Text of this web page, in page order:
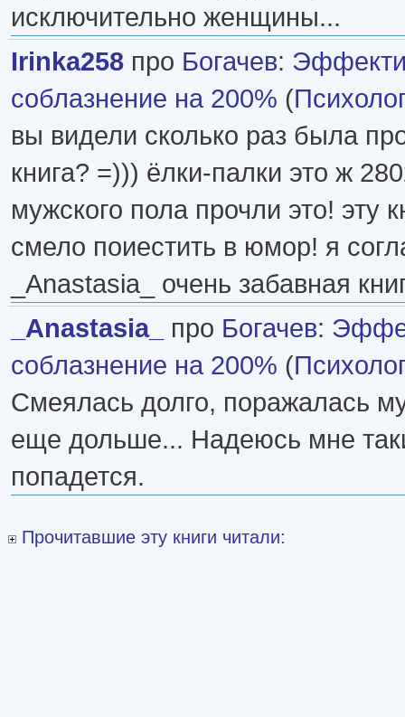
исключительно женщины...
Irinka258 про Богачев:
соблазнение на 200% (
вы видели сколько раз была
книга? =))) ёлки-палки это ж
мужского пола прочли это! эту
смело поиестить в юмор! я
_Anastasia_ очень забавная
_Anastasia_
про Богачев:
соблазнение на 200% (
Смеялась долго, поражалась
еще дольше... Надеюсь мне
попадется.
Прочитавшие эту книги читали: